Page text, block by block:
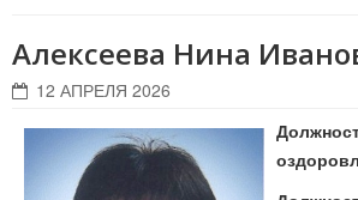
Алексеева Нина
12 АПРЕЛЯ 2026